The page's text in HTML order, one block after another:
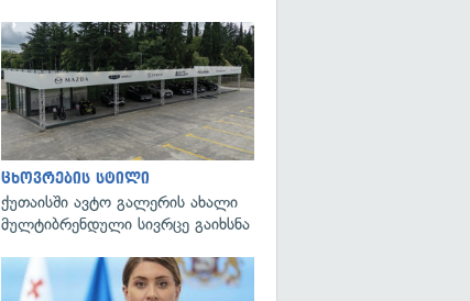
ცხოვრების სტილი
ქუთაისში ავტო გალერის ახალი
მულტიბრენდული სივრცე გაიხსნა